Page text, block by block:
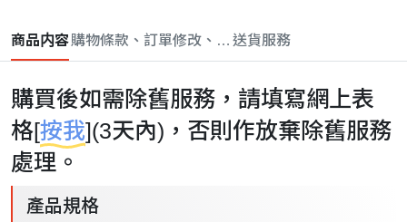
商品内容購物條款、訂單修改、取消與退款政策
送貨服務
購買後如需除舊服務，請填寫網上表
格[按我](3天內)，否則作放棄除舊服務
處理。
產品規格